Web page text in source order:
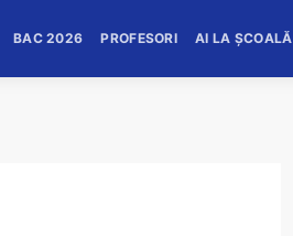
BAC 2026 PROFESORI AI LA ȘCOALĂ